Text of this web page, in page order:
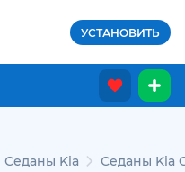
УСТАНОВИТЬ
Седаны Kia Седаны Kia